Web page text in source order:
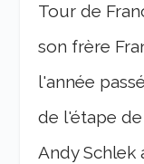
Tour de
son frère
l'année
de l'étape
Andy Schlek